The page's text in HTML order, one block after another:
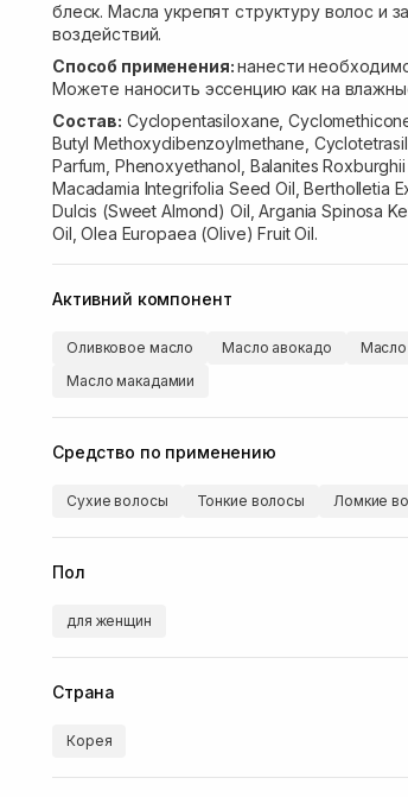
блеск. Масла укрепят структуру волос и
воздействий.
Способ применения:нанести
Можете наносить эссенцию как на
Состав: Cyclopentasiloxane,
Butyl Methoxydibenzoylmethane,
Parfum, Phenoxyethanol, Balanites
Macadamia Integrifolia Seed Oil, Bertholletia
Dulcis (Sweet Almond) Oil, Argania Spinosa
Oil, Olea Europaea (Olive) Fruit Oil.
Активний компонент
Оливковое масло Масло авокадо Масло
Масло макадамии
Средство по применению
Сухие волосы Тонкие волосы Ломкие
Пол
для женщин
Страна
Корея